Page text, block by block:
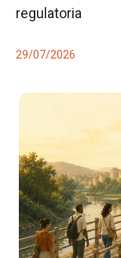
regulatoria
29/07/2026